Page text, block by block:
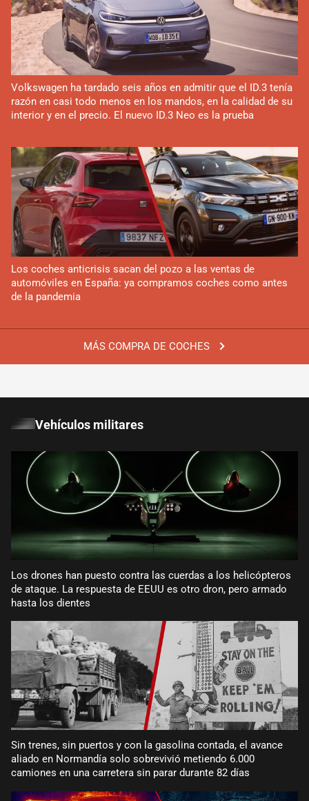
MÁS COMPRA DE COCHES
Volkswagen ha tardado seis años en admitir que el ID.3 tenía
razón en casi todo menos en los mandos, en la calidad de su
interior y en el precio. El nuevo ID.3 Neo es la prueba
Los coches anticrisis sacan del pozo a las ventas de
automóviles en España: ya compramos coches como antes
de la pandemia
Vehículos militares
Los drones han puesto contra las cuerdas a los helicópteros
de ataque. La respuesta de EEUU es otro dron, pero armado
hasta los dientes
Sin trenes, sin puertos y con la gasolina contada, el avance
aliado en Normandía solo sobrevivió metiendo 6.000
camiones en una carretera sin parar durante 82 días